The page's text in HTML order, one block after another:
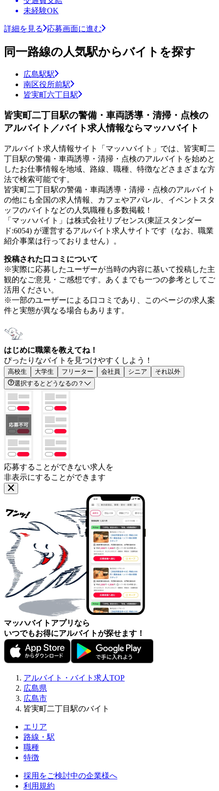
未経験OK
詳細を見る 応募画面に進む
同一路線の人気駅からバイトを探す
広島駅駅
南区役所前駅
皆実町六丁目駅
皆実町二丁目駅の警備・車両誘導・清掃・点検の
アルバイト／バイト求人情報ならマッハバイト
アルバイト求人情報サイト「マッハバイト」では、皆実町二
丁目駅の警備・車両誘導・清掃・点検のアルバイトを始めと
したお仕事情報を地域、路線、職種、特徴などさまざまな方
法で検索可能です。
皆実町二丁目駅の警備・車両誘導・清掃・点検のアルバイト
の他にも全国の求人情報、カフェやアパレル、イベントスタ
ッフのバイトなどの人気職種も多数掲載！
「マッハバイト」は株式会社リブセンス(東証スタンダー
ド:6054) が運営するアルバイト求人サイトです（なお、職業
紹介事業は行っておりません）。
投稿された口コミについて
※実際に応募したユーザーが当時の内容に基いて投稿した主
観的なご意見・ご感想です。あくまでも一つの参考としてご
活用ください。
※一部のユーザーによる口コミであり、このページの求人案
件と実態が異なる場合もあります。
はじめに職業を教えてね！
ぴったりなバイトを見つけやすくしよう！
高校生 大学生 フリーター 会社員 シニア
それ以外
選択するとどうなるの？
応募することができない求人を
非表示にすることができます
マッハバイトアプリなら
いつでもお得にアルバイトが探せます！
アルバイト・バイト求人TOP
広島県
広島市
皆実町二丁目駅のバイト
エリア
路線・駅
職種
特徴
採用をご検討中の企業様へ
利用規約